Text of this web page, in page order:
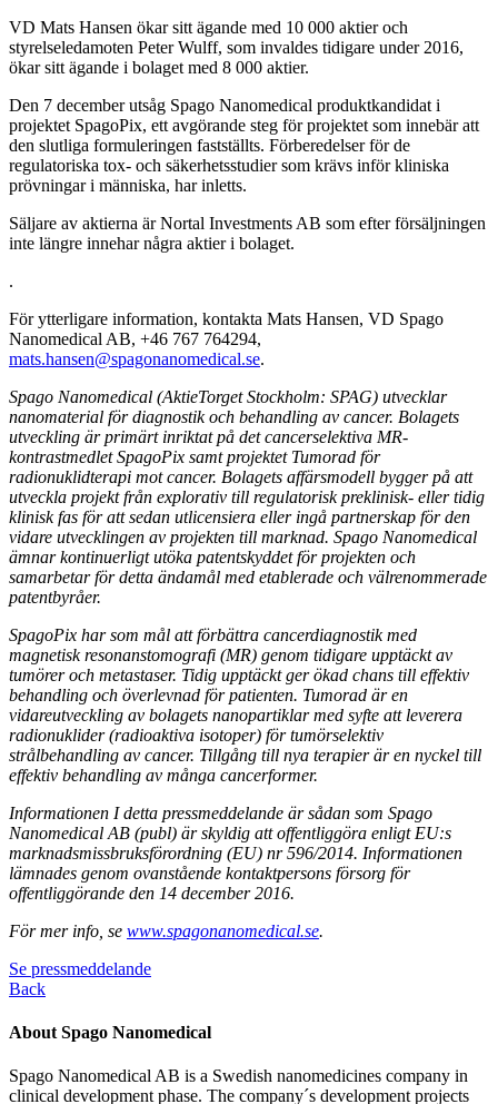
VD Mats Hansen ökar sitt ägande med 10 000 aktier och
styrelseledamoten Peter Wulff, som invaldes tidigare under 2016,
ökar sitt ägande i bolaget med 8 000 aktier.
Den 7 december utsåg Spago Nanomedical produktkandidat i
projektet SpagoPix, ett avgörande steg för projektet som innebär att
den slutliga formuleringen fastställts. Förberedelser för de
regulatoriska tox- och säkerhetsstudier som krävs inför kliniska
prövningar i människa, har inletts.
Säljare av aktierna är Nortal Investments AB som efter försäljningen
inte längre innehar några aktier i bolaget.
.
För ytterligare information, kontakta Mats Hansen, VD Spago
Nanomedical AB, +46 767 764294,
mats.hansen@spagonanomedical.se.
Spago Nanomedical (AktieTorget Stockholm: SPAG) utvecklar
nanomaterial för diagnostik och behandling av cancer. Bolagets
utveckling är primärt inriktat på det cancerselektiva MR-
kontrastmedlet SpagoPix samt projektet Tumorad för
radionuklidterapi mot cancer. Bolagets affärsmodell bygger på att
utveckla projekt från explorativ till regulatorisk preklinisk- eller tidig
klinisk fas för att sedan utlicensiera eller ingå partnerskap för den
vidare utvecklingen av projekten till marknad. Spago Nanomedical
ämnar kontinuerligt utöka patentskyddet för projekten och
samarbetar för detta ändamål med etablerade och välrenommerade
patentbyråer.
SpagoPix har som mål att förbättra cancerdiagnostik med
magnetisk resonanstomografi (MR) genom tidigare upptäckt av
tumörer och metastaser. Tidig upptäckt ger ökad chans till effektiv
behandling och överlevnad för patienten. Tumorad är en
vidareutveckling av bolagets nanopartiklar med syfte att leverera
radionuklider (radioaktiva isotoper) för tumörselektiv
strålbehandling av cancer. Tillgång till nya terapier är en nyckel till
effektiv behandling av många cancerformer.
Informationen I detta pressmeddelande är sådan som Spago
Nanomedical AB (publ) är skyldig att offentliggöra enligt EU:s
marknadsmissbruksförordning (EU) nr 596/2014. Informationen
lämnades genom ovanstående kontaktpersons försorg för
offentliggörande den 14 december 2016.
För mer info, se www.spagonanomedical.se.
Se pressmeddelande
Back
About Spago Nanomedical
Spago Nanomedical AB is a Swedish nanomedicines company in
clinical development phase. The company´s development projects